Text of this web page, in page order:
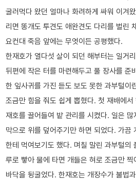
굴러먹다 왔던 얼마나 화려하게 싸워 이겨
리면 똥개도 투견도 애완견도 다리를 벌린
요컨대 죽음 앞에는 무엇이든 공평했다.
한재호가 열다섯 살이 되던 해부터는 일거
뒤편에 작은 터를 마련해두고 풀 장사를 준
한 잎사귀를 가진 듣도 보도 못한 과부털이
조금만 힘을 줘도 쉽게 뽑혔다. 첫 재배에
재호를 끌어들여 밭 관리를 시켰다. 일은
막으로 위를 덮어주기만 하면 되었다. 가끔
한테 먹여보기도 했다. 며칠 말린 과부털의
루로 빻아 물에 타면 개들은 혀로 조금만 찍
바닥을 뒹굴었다. 한재호는 개장수가 불법